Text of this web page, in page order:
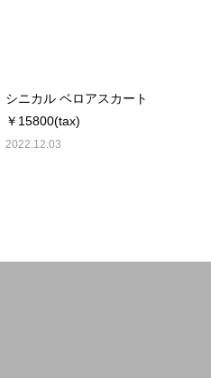
シニカル ベロアスカート
￥15800(tax)
2022.12.03